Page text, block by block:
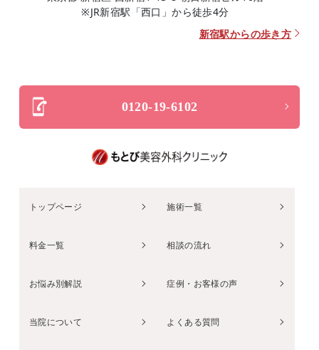
※JR新宿駅「西口」から徒歩4分
新宿駅からの歩き方
0120-19-6102
トップページ 施術一覧
料金一覧 相談の流れ
お悩み別解説 症例・お客様の声
当院について よくある質問